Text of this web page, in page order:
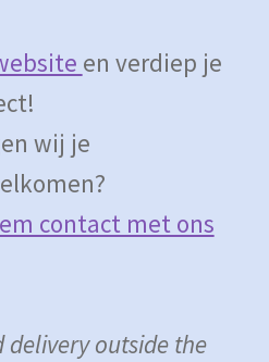
en verdiep je
wij je
contact met ons
delivery outside the